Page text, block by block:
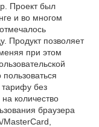
Проект был
и во многом
Продукт позволяет
при этом
без
количество
браузера
MasterCard,